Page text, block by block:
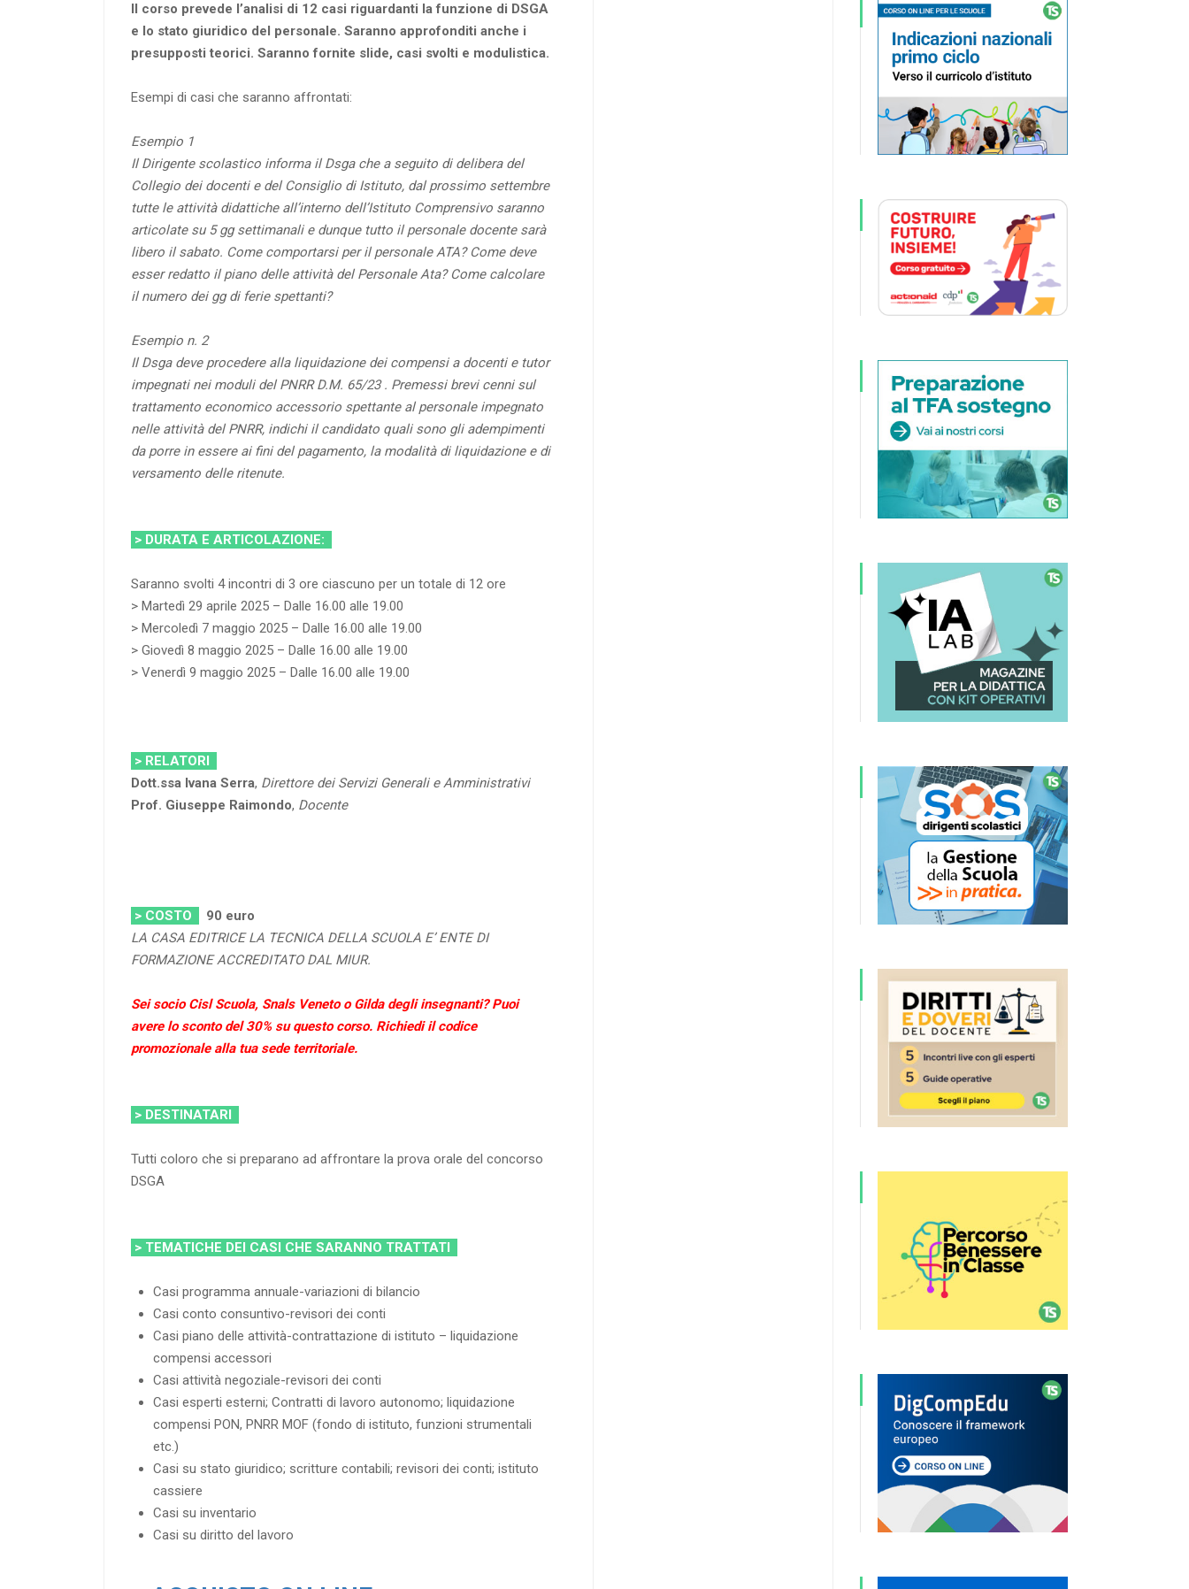
Il corso prevede l’analisi di 12 casi riguardanti la funzione di DSGA
e lo stato giuridico del personale. Saranno approfonditi anche i
presupposti teorici. Saranno fornite slide, casi svolti e modulistica.
Esempi di casi che saranno affrontati:
Esempio 1
Il Dirigente scolastico informa il Dsga che a seguito di delibera del
Collegio dei docenti e del Consiglio di Istituto, dal prossimo settembre
tutte le attività didattiche all’interno dell’Istituto Comprensivo saranno
articolate su 5 gg settimanali e dunque tutto il personale docente sarà
libero il sabato. Come comportarsi per il personale ATA? Come deve
esser redatto il piano delle attività del Personale Ata? Come calcolare
il numero dei gg di ferie spettanti?
Esempio n. 2
Il Dsga deve procedere alla liquidazione dei compensi a docenti e tutor
impegnati nei moduli del PNRR D.M. 65/23 . Premessi brevi cenni sul
trattamento economico accessorio spettante al personale impegnato
nelle attività del PNRR, indichi il candidato quali sono gli adempimenti
da porre in essere ai fini del pagamento, la modalità di liquidazione e di
versamento delle ritenute.
> DURATA E ARTICOLAZIONE:
Saranno svolti 4 incontri di 3 ore ciascuno per un totale di 12 ore
> Martedì 29 aprile 2025 – Dalle 16.00 alle 19.00
> Mercoledì 7 maggio 2025 – Dalle 16.00 alle 19.00
> Giovedì 8 maggio 2025 – Dalle 16.00 alle 19.00
> Venerdì 9 maggio 2025 – Dalle 16.00 alle 19.00
> RELATORI
Dott.ssa Ivana Serra, Direttore dei Servizi Generali e Amministrativi
Prof. Giuseppe Raimondo, Docente
> COSTO 90 euro
LA CASA EDITRICE LA TECNICA DELLA SCUOLA E’ ENTE DI
FORMAZIONE ACCREDITATO DAL MIUR.
Sei socio Cisl Scuola, Snals Veneto o Gilda degli insegnanti? Puoi
avere lo sconto del 30% su questo corso. Richiedi il codice
promozionale alla tua sede territoriale.
> DESTINATARI
Tutti coloro che si preparano ad affrontare la prova orale del concorso
DSGA
> TEMATICHE DEI CASI CHE SARANNO TRATTATI
Casi programma annuale-variazioni di bilancio
Casi conto consuntivo-revisori dei conti
Casi piano delle attività-contrattazione di istituto – liquidazione
compensi accessori
Casi attività negoziale-revisori dei conti
Casi esperti esterni; Contratti di lavoro autonomo; liquidazione
compensi PON, PNRR MOF (fondo di istituto, funzioni strumentali
etc.)
Casi su stato giuridico; scritture contabili; revisori dei conti; istituto
cassiere
Casi su inventario
Casi su diritto del lavoro